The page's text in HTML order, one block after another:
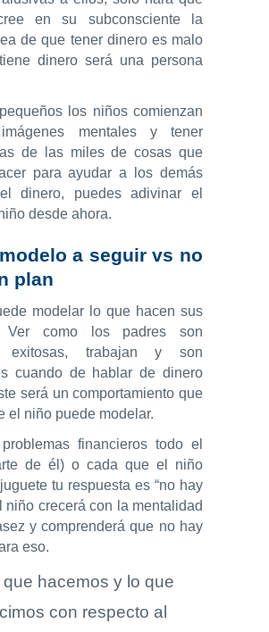
en su subconsciente la
de que tener dinero es malo
dinero será una persona
los niños comienzan
mentales y tener
de las miles de cosas que
para ayudar a los demás
dinero, puedes adivinar el
desde ahora.
a seguir vs no
plan
modelar lo que hacen sus
como los padres son
exitosas, trabajan y son
cuando de hablar de dinero
será un comportamiento que
el niño puede modelar.
financieros todo el
de él) o cada que el niño
tu respuesta es “no hay
niño crecerá con la mentalidad
y comprenderá que no hay
eso.
que hacemos y lo que
con respecto al